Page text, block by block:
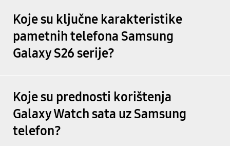
Koje su ključne karakteristike
pametnih telefona Samsung
Galaxy S26 serije?
Koje su prednosti korištenja
Galaxy Watch sata uz Samsung
telefon?